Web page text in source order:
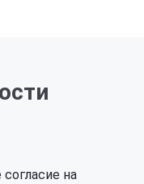
согласие на